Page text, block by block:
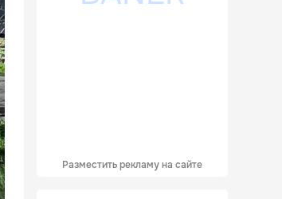
Разместить рекламу на сайте